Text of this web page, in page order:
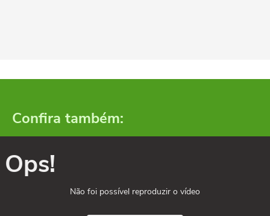
Confira também:
Ops!
Não foi possível reproduzir o vídeo